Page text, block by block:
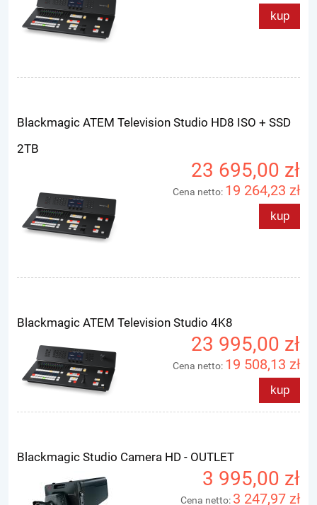
kup
Blackmagic ATEM Television Studio HD8 ISO + SSD
2TB
23 695,00 zł
Cena netto: 19 264,23 zł
kup
Blackmagic ATEM Television Studio 4K8
23 995,00 zł
Cena netto: 19 508,13 zł
kup
Blackmagic Studio Camera HD - OUTLET
3 995,00 zł
Cena netto: 3 247,97 zł